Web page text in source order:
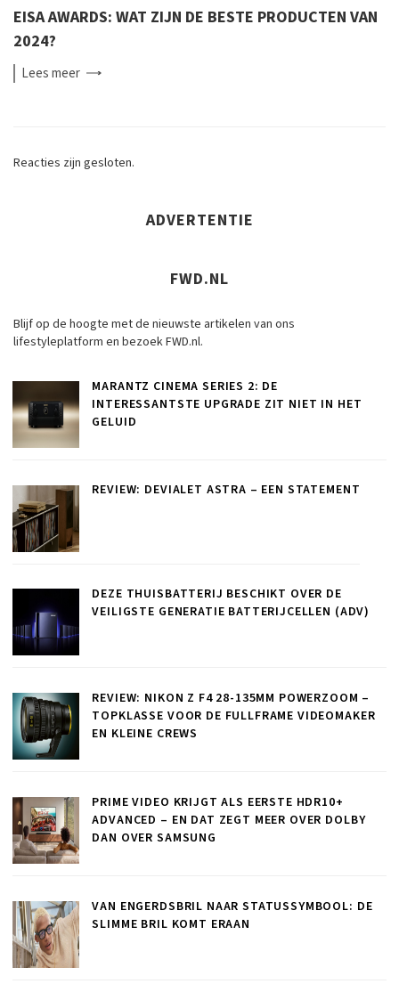
EISA AWARDS: WAT ZIJN DE BESTE PRODUCTEN VAN
2024?
Leesmeer
Reacties zijn gesloten.
ADVERTENTIE
FWD.NL
Blijf op de hoogte met de nieuwste artikelen van ons
lifestyleplatform en bezoek FWD.nl.
MARANTZ CINEMA SERIES 2: DE
INTERESSANTSTE UPGRADE ZIT NIET IN HET
GELUID
REVIEW: DEVIALET ASTRA – EEN STATEMENT
DEZE THUISBATTERIJ BESCHIKT OVER DE
VEILIGSTE GENERATIE BATTERIJCELLEN (ADV)
REVIEW: NIKON Z F4 28-135MM POWERZOOM –
TOPKLASSE VOOR DE FULLFRAME VIDEOMAKER
EN KLEINE CREWS
PRIME VIDEO KRIJGT ALS EERSTE HDR10+
ADVANCED – EN DAT ZEGT MEER OVER DOLBY
DAN OVER SAMSUNG
VAN ENGERDSBRIL NAAR STATUSSYMBOOL: DE
SLIMME BRIL KOMT ERAAN